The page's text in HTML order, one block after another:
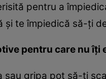
pentru a
și te împiedică să-ți
pentru care nu îți
sau gripa pot să-ți